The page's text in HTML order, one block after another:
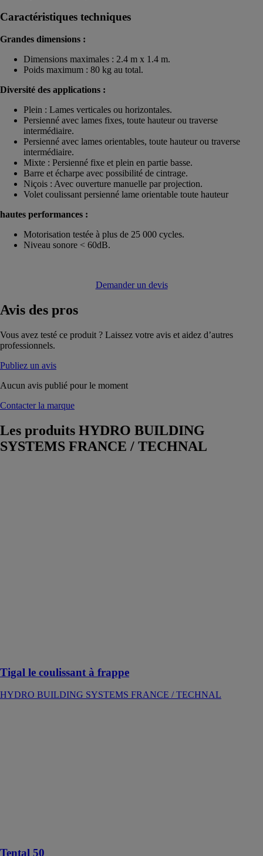
Caractéristiques techniques
Grandes dimensions :
Dimensions maximales : 2.4 m x 1.4 m.
Poids maximum : 80 kg au total.
Diversité des applications :
Plein : Lames verticales ou horizontales.
Persienné avec lames fixes, toute hauteur ou traverse
intermédiaire.
Persienné avec lames orientables, toute hauteur ou traverse
intermédiaire.
Mixte : Persienné fixe et plein en partie basse.
Barre et écharpe avec possibilité de cintrage.
Niçois : Avec ouverture manuelle par projection.
Volet coulissant persienné lame orientable toute hauteur
hautes performances :
Motorisation testée à plus de 25 000 cycles.
Niveau sonore < 60dB.
Demander un devis
Avis des pros
Vous avez testé ce produit ? Laissez votre avis et aidez d’autres
professionnels.
Publiez un avis
Aucun avis publié pour le moment
Contacter la marque
Les produits HYDRO BUILDING
SYSTEMS FRANCE / TECHNAL
Tigal le coulissant à frappe
HYDRO BUILDING SYSTEMS FRANCE / TECHNAL
Tental 50